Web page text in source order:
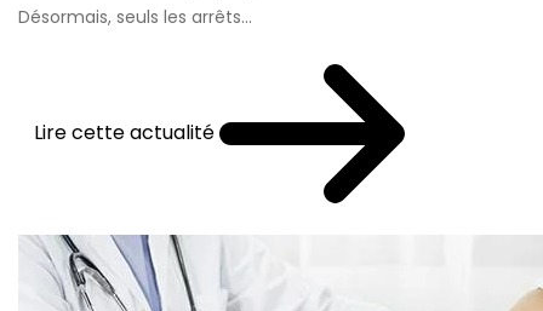
Désormais, seuls les arrêts...
Lire cette actualité